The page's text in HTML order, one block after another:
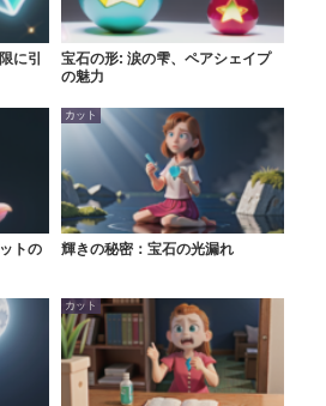
に引
宝石の形: 涙の雫、ペアシェイプ
の魅力
トの
カット
輝きの秘密：宝石の光漏れ
カット